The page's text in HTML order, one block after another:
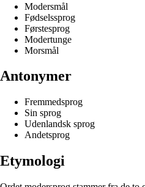
Modersmål
Fødselssprog
Førstesprog
Modertunge
Morsmål
Antonymer
Fremmedsprog
Sin sprog
Udenlandsk sprog
Andetsprog
Etymologi